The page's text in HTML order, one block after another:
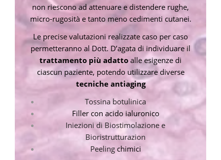
non riescono ad attenuare e distendere rughe,
micro-rugosità e tanto meno cedimenti cutanei.
Le precise valutazioni realizzate caso per caso
permetteranno al Dott. D’agata di individuare il
trattamento più adatto alle esigenze di
ciascun paziente, potendo utilizzare diverse
tecniche antiaging
Tossina botulinica
Filler con acido ialuronico
Iniezioni di Biostimolazione e
Bioristrutturazion
Peelingchimici